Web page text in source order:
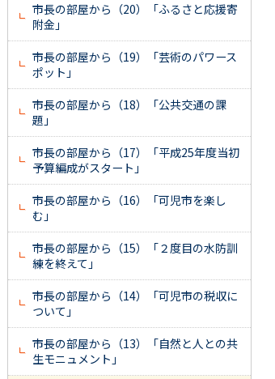
市長の部屋から（20）「ふるさと応援寄
附金」
市長の部屋から（19）「芸術のパワース
ポット」
市長の部屋から（18）「公共交通の課
題」
市長の部屋から（17）「平成25年度当初
予算編成がスタート」
市長の部屋から（16）「可児市を楽し
む」
市長の部屋から（15）「２度目の水防訓
練を終えて」
市長の部屋から（14）「可児市の税収に
ついて」
市長の部屋から（13）「自然と人との共
生モニュメント」